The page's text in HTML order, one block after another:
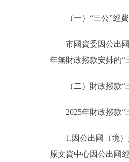
（一）“三公”經費
市國資委因公出國
年無財政撥款安排的“
（二）財政撥款“
2025年財政撥款“三
1.因公出國（境）費
原文資中心因公出國